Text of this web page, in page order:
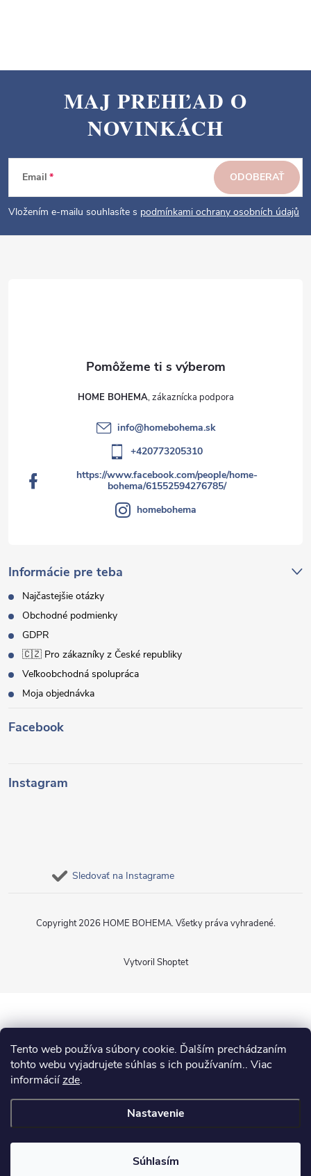
Tento web používa súbory cookie. Ďalším prechádzaním
tohto webu vyjadrujete súhlas s ich používaním.. Viac
informáciízde.
Nastavenie
Súhlasím
p
e
MAJ PREHĽAD O
NOVINKÁCH
Email
Vložením e-mailu souhlasíte s podmínkami ochrany osobních údajů
ODOBERAŤ
Informácie pre teba
Najčastejšie otázky
Obchodné podmienky
GDPR
🇨🇿 Pro zákazníky z České republiky
Veľkoobchodná spolupráca
Moja objednávka
HOME BOHEMA
info@homebohema.sk
+420773205310
https://www.facebook.com/people/home-
bohema/61552594276785/
homebohema
Facebook
Instagram
Sledovať na Instagrame
Vytvoril Shoptet
Copyright 2026 HOME BOHEMA. Všetky práva vyhradené.